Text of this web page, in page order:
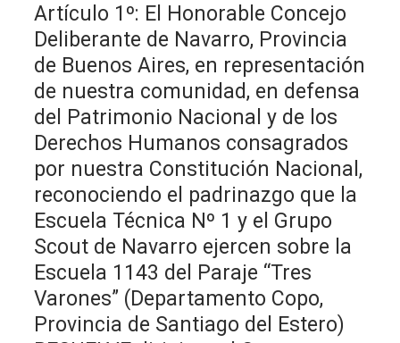
Artículo 1º: El Honorable Concejo
Deliberante de Navarro, Provincia
de Buenos Aires, en representación
de nuestra comunidad, en defensa
del Patrimonio Nacional y de los
Derechos Humanos consagrados
por nuestra Constitución Nacional,
reconociendo el padrinazgo que la
Escuela Técnica Nº 1 y el Grupo
Scout de Navarro ejercen sobre la
Escuela 1143 del Paraje “Tres
Varones” (Departamento Copo,
Provincia de Santiago del Estero)